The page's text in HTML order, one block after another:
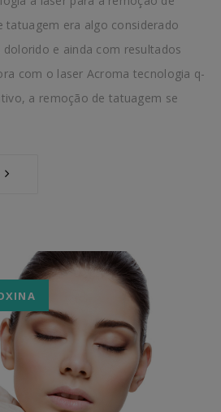
tatuagem era algo considerado
e ainda com resultados
com o laser Acroma tecnologia q-
a remoção de tatuagem se